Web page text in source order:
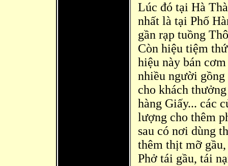
Lúc đó tại Hà
nhất là tại Phố
gần rạp tuồng
Còn hiệu tiệm
hiệu này bán
nhiều người
cho khách
hàng Giấy... các
lượng cho thêm
sau có nơi dùng
thêm thịt mỡ
Phở tái gầu, tái